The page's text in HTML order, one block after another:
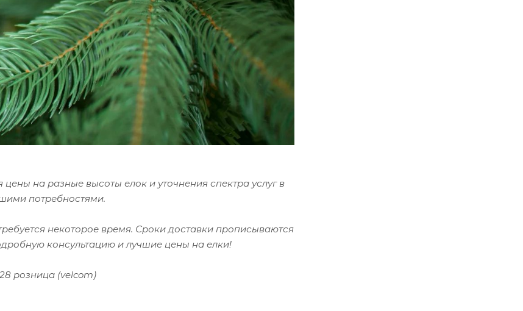
на разные высоты елок и уточнения спектра услуг в
потребностями.
некоторое время. Сроки доставки прописываются
консультацию и лучшие цены на елки!
розница (velcom)